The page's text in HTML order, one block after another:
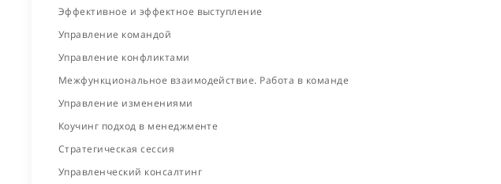
Эффективное и эффектное выступление
Управление командой
Управление конфликтами
Межфункциональ­ное взаимодействие. Работа в команде
Управление изменениями
Коучинг подход в менеджменте
Стратегическая сессия
Управленческий консалтинг